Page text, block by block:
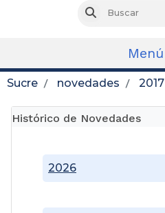
Buscar
Menú
Sucre novedades 2017
Histórico de Novedades
2026